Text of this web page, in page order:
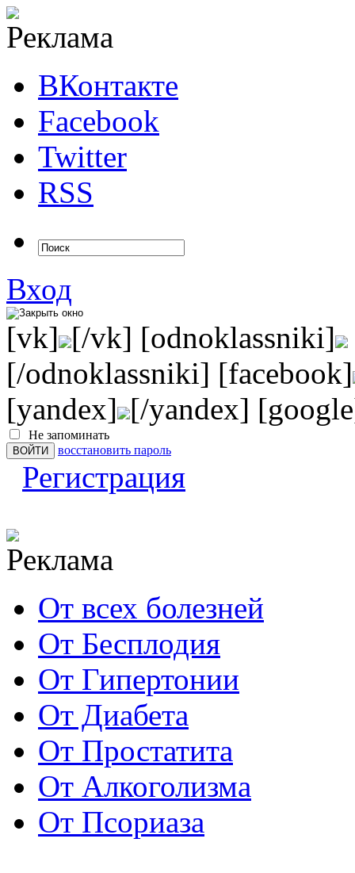
ВКонтакте
Facebook
Twitter
RSS
Вход
[vk] [/vk] [odnoklassniki]
[/odnoklassniki] [facebook]
[yandex] [/yandex]
Не запоминать
восстановить пароль
Регистрация
От всех болезней
От Бесплодия
От Гипертонии
От Диабета
От Простатита
От Алкоголизма
От Псориаза